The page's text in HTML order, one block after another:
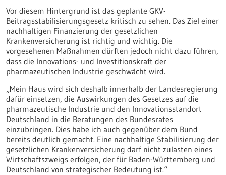
Vor diesem Hintergrund ist das geplante GKV-
Beitragsstabilisierungsgesetz kritisch zu sehen. Das Ziel einer
nachhaltigen Finanzierung der gesetzlichen
Krankenversicherung ist richtig und wichtig. Die
vorgesehenen Maßnahmen dürften jedoch nicht dazu führen,
dass die Innovations- und Investitionskraft der
pharmazeutischen Industrie geschwächt wird.
„Mein Haus wird sich deshalb innerhalb der Landesregierung
dafür einsetzen, die Auswirkungen des Gesetzes auf die
pharmazeutische Industrie und den Innovationsstandort
Deutschland in die Beratungen des Bundesrates
einzubringen. Dies habe ich auch gegenüber dem Bund
bereits deutlich gemacht. Eine nachhaltige Stabilisierung der
gesetzlichen Krankenversicherung darf nicht zulasten eines
Wirtschaftszweigs erfolgen, der für Baden-Württemberg und
Deutschland von strategischer Bedeutung ist.“